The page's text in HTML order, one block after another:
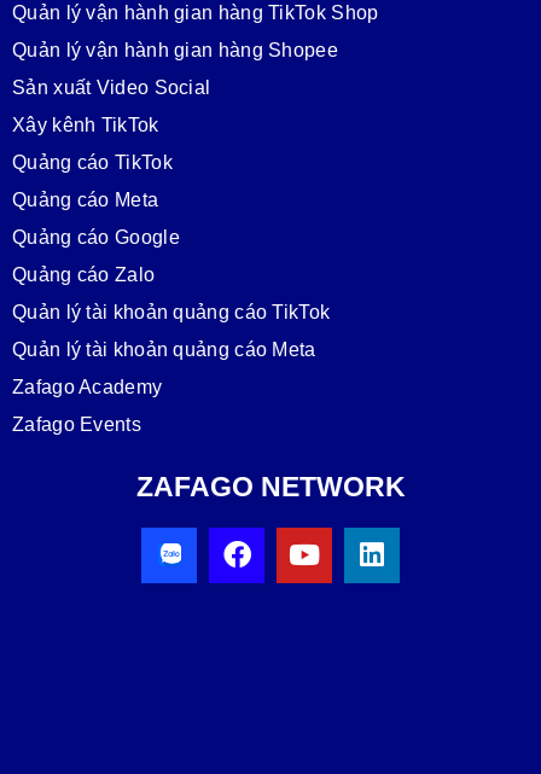
Quản lý vận hành gian hàng TikTok Shop
Quản lý vận hành gian hàng Shopee
Sản xuất Video Social
Xây kênh TikTok
Quảng cáo TikTok
Quảng cáo Meta
Quảng cáo Google
Quảng cáo Zalo
Quản lý tài khoản quảng cáo TikTok
Quản lý tài khoản quảng cáo Meta
Zafago Academy
Zafago Events
ZAFAGO NETWORK